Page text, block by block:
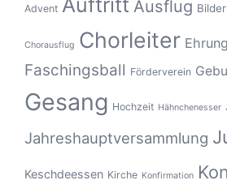
Advent Ausflug Bilder
Chorausflug Chorleiter
Faschingsball Förderverein
Gesang Hochzeit Hähnchenesser
Jahreshauptversammlung
Keschdeessen Kirche Konfirmation